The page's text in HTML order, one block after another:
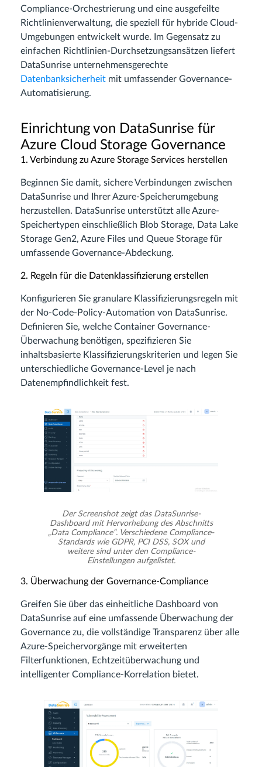
Compliance-Orchestrierung und eine ausgefeilte
Richtlinienverwaltung, die speziell für hybride Cloud-
Umgebungen entwickelt wurde. Im Gegensatz zu
einfachen Richtlinien-Durchsetzungsansätzen liefert
DataSunrise unternehmensgerechte
Datenbanksicherheit mit umfassender Governance-
Automatisierung.
Einrichtung von DataSunrise für
Azure Cloud Storage Governance
1. Verbindung zu Azure Storage Services herstellen
Beginnen Sie damit, sichere Verbindungen zwischen
DataSunrise und Ihrer Azure-Speicherumgebung
herzustellen. DataSunrise unterstützt alle Azure-
Speichertypen einschließlich Blob Storage, Data Lake
Storage Gen2, Azure Files und Queue Storage für
umfassende Governance-Abdeckung.
2. Regeln für die Datenklassifizierung erstellen
Konfigurieren Sie granulare Klassifizierungsregeln mit
der No-Code-Policy-Automation von DataSunrise.
Definieren Sie, welche Container Governance-
Überwachung benötigen, spezifizieren Sie
inhaltsbasierte Klassifizierungskriterien und legen Sie
unterschiedliche Governance-Level je nach
Datenempfindlichkeit fest.
Der Screenshot zeigt das DataSunrise-
Dashboard mit Hervorhebung des Abschnitts
„Data Compliance“. Verschiedene Compliance-
Standards wie GDPR, PCI DSS, SOX und
weitere sind unter den Compliance-
Einstellungen aufgelistet.
3. Überwachung der Governance-Compliance
Greifen Sie über das einheitliche Dashboard von
DataSunrise auf eine umfassende Überwachung der
Governance zu, die vollständige Transparenz über alle
Azure-Speichervorgänge mit erweiterten
Filterfunktionen, Echtzeitüberwachung und
intelligenter Compliance-Korrelation bietet.